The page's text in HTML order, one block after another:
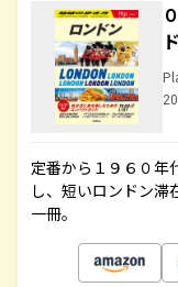
定番から１９６０年
し、短いロンドン滞
一冊。